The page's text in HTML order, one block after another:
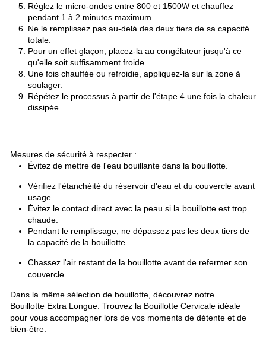
Réglez le micro-ondes entre 800 et 1500W et chauffez
pendant 1 à 2 minutes maximum.
Ne la remplissez pas au-delà des deux tiers de sa capacité
totale.
Pour un effet glaçon, placez-la au congélateur jusqu'à ce
qu'elle soit suffisamment froide.
Une fois chauffée ou refroidie, appliquez-la sur la zone à
soulager.
Répétez le processus à partir de l'étape 4 une fois la chaleur
dissipée.
Mesures de sécurité à respecter :
Évitez de mettre de l'eau bouillante dans la bouillotte.
Vérifiez l'étanchéité du réservoir d'eau et du couvercle avant
usage.
Évitez le contact direct avec la peau si la bouillotte est trop
chaude.
Pendant le remplissage, ne dépassez pas les deux tiers de
la capacité de la bouillotte.
Chassez l'air restant de la bouillotte avant de refermer son
couvercle.
Dans la même sélection de bouillotte, découvrez notre
Bouillotte Extra Longue. Trouvez la Bouillotte Cervicale idéale
pour vous accompagner lors de vos moments de détente et de
bien-être.